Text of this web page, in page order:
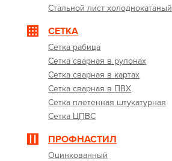
Стальной лист холоднокатаный
СЕТКА
Сетка рабица
Сетка сварная в рулонах
Сетка сварная в картах
Сетка сварная в ПВХ
Сетка плетенная штукатурная
Сетка ЦПВС
ПРОФНАСТИЛ
Оцинкованный